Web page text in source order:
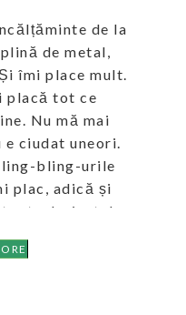
de la
de metal,
îmi place mult.
placă tot ce
Nu mă mai
e ciudat uneori.
bling-urile
plac, adică și
derivatele.